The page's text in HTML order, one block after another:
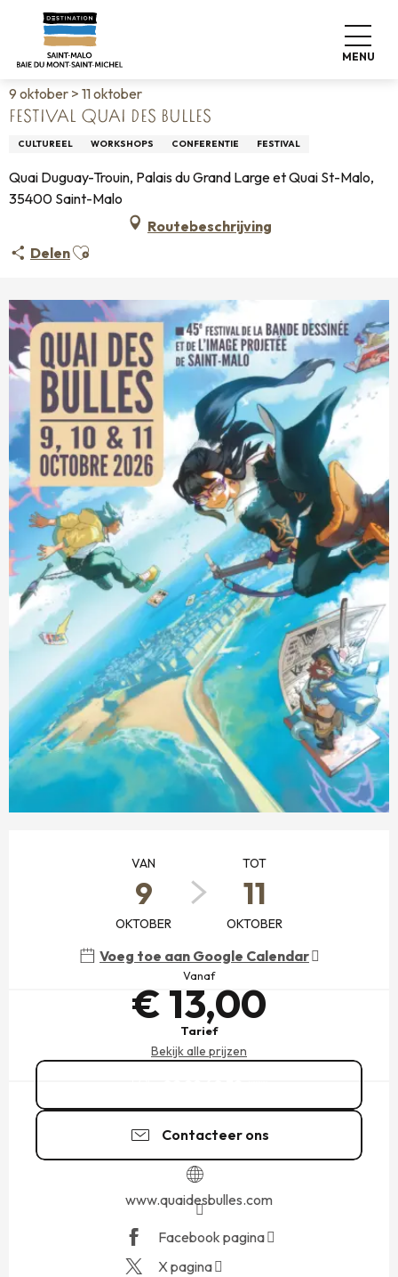
contenu
MENU
Home Wonen zoals thuis
Festival Quai des Bulles
9 oktober > 11 oktober
FESTIVAL QUAI DES BULLES
CULTUREEL WORKSHOPS CONFERENTIE FESTIVAL
Quai Duguay-Trouin, Palais du Grand Large et Quai St-Malo,
35400 Saint-Malo
Routebeschrijving
DelenAjouter aux favoris
VAN
9
OKTOBER
TOT
11
OKTOBER
Voeg toe aan Google Calendar
Vanaf
€ 13,00
Tarief
Bekijk alle prijzen
Contacteer ons
www.quaidesbulles.com
Facebook pagina
X pagina